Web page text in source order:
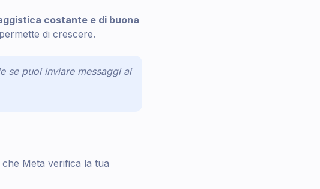
costante e di buona
di crescere.
sepuoi inviare messaggi ai
Meta verifica la tua